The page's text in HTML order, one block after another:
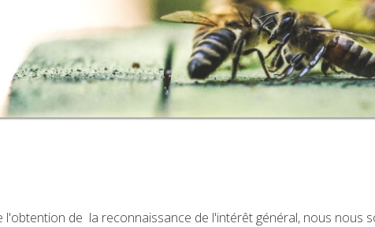
de la reconnaissance de l'intérêt général, nous nous